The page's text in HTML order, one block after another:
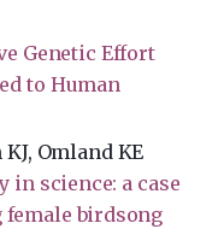
Genetic Effort
to Human
Omland KE
in science: a case
female birdsong